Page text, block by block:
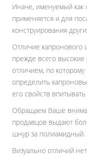
Иначе, именуемый как
применяется и для
конструирования
Отличие капронового
прежде всего высокие
отличием, по
определить
его свойств
Обращаем Ваше
продавцов выдают
шнур за полиамидный.
Визуально отличий